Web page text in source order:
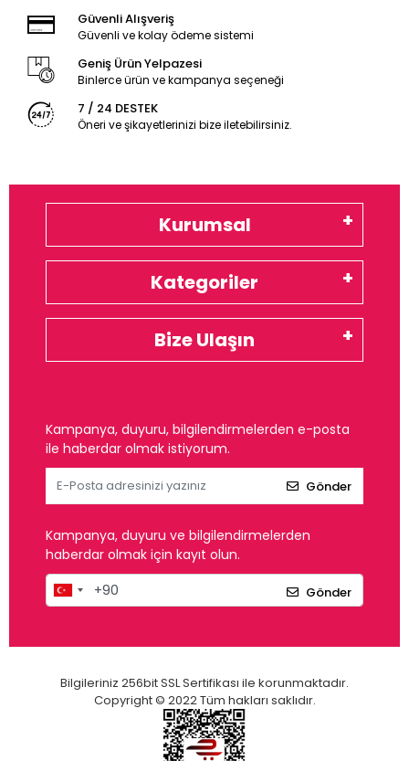
Güvenli Alışveriş
Güvenli ve kolay ödeme sistemi
Geniş Ürün Yelpazesi
Binlerce ürün ve kampanya seçeneği
7 / 24 DESTEK
Öneri ve şikayetlerinizi bize iletebilirsiniz.
Kurumsal
Kategoriler
Bize Ulaşın
Kampanya, duyuru, bilgilendirmelerden e-posta
ile haberdar olmak istiyorum.
Gönder
Kampanya, duyuru ve bilgilendirmelerden
haberdar olmak için kayıt olun.
Gönder
Bilgileriniz 256bit SSL Sertifikası ile korunmaktadır.
Copyright © 2022 Tüm hakları saklıdır.